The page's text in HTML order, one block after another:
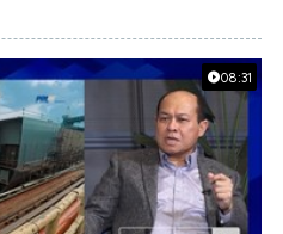
08:31